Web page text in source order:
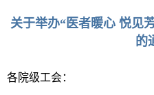
关于举办“医者暖心 悦见
的
各院级工会：